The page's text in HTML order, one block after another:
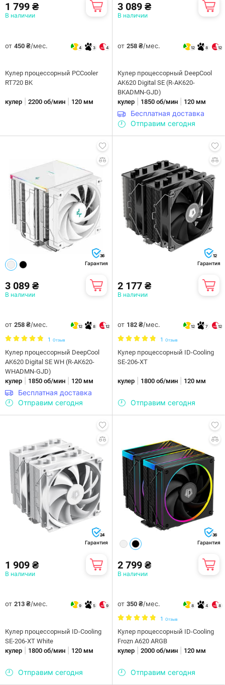
1 799 ₴
В наличии
от 450 ₴/мес. 4 3 4
Кулер процессорный PCCooler
RT720 BK
кулер 2200 об/мин 120 мм
3 089 ₴
В наличии
от 258 ₴/мес. 12 8 12
Кулер процессорный DeepCool
AK620 Digital SE (R-AK620-
BKADMN-GJD)
кулер
1850 об/мин 120 мм
Бесплатная доставка
Отправим сегодня
36
Гарантия
3 089 ₴
В наличии
от 258 ₴/мес. 12 8 12
1 Отзыв
Кулер процессорный DeepCool
AK620 Digital SE WH (R-AK620-
WHADMN-GJD)
кулер
1850 об/мин 120 мм
Бесплатная доставка
Отправим сегодня
12
Гарантия
2 177 ₴
В наличии
от 182 ₴/мес. 12 7 12
1 Отзыв
Кулер процессорный ID-Cooling
SE-206-XT
кулер 1800 об/мин 120 мм
Отправим сегодня
24
Гарантия
1 909 ₴
В наличии
от 213 ₴/мес. 9 5 9
Кулер процессорный ID-Cooling
SE-206-XT White
кулер
1800 об/мин 120 мм
Отправим сегодня
36
Гарантия
2 799 ₴
В наличии
от 350 ₴/мес. 8 4 8
1 Отзыв
Кулер процессорный ID-Cooling
Frozn A620 ARGB
кулер
2000 об/мин 120 мм
Отправим сегодня